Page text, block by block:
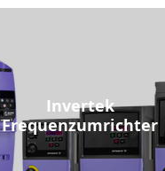
Invertek
Frequenzumrichter